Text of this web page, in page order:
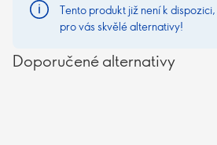
Tento produkt již není k
pro vás skvělé alternativy!
Doporučené alternativy